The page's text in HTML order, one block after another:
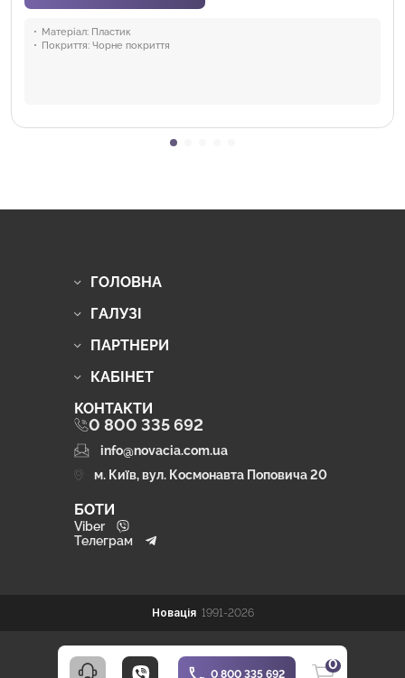
Матеріал: Пластик
Покриття: Чорне покриття
0 800 335 692
0
ГОЛОВНА
ГАЛУЗІ
ПАРТНЕРИ
КАБІНЕТ
КОНТАКТИ
0 800 335 692
info@novacia.com.ua
м. Київ, вул. Космонавта Поповича 20
БОТИ
Viber
Телеграм
Новація 1991-2026